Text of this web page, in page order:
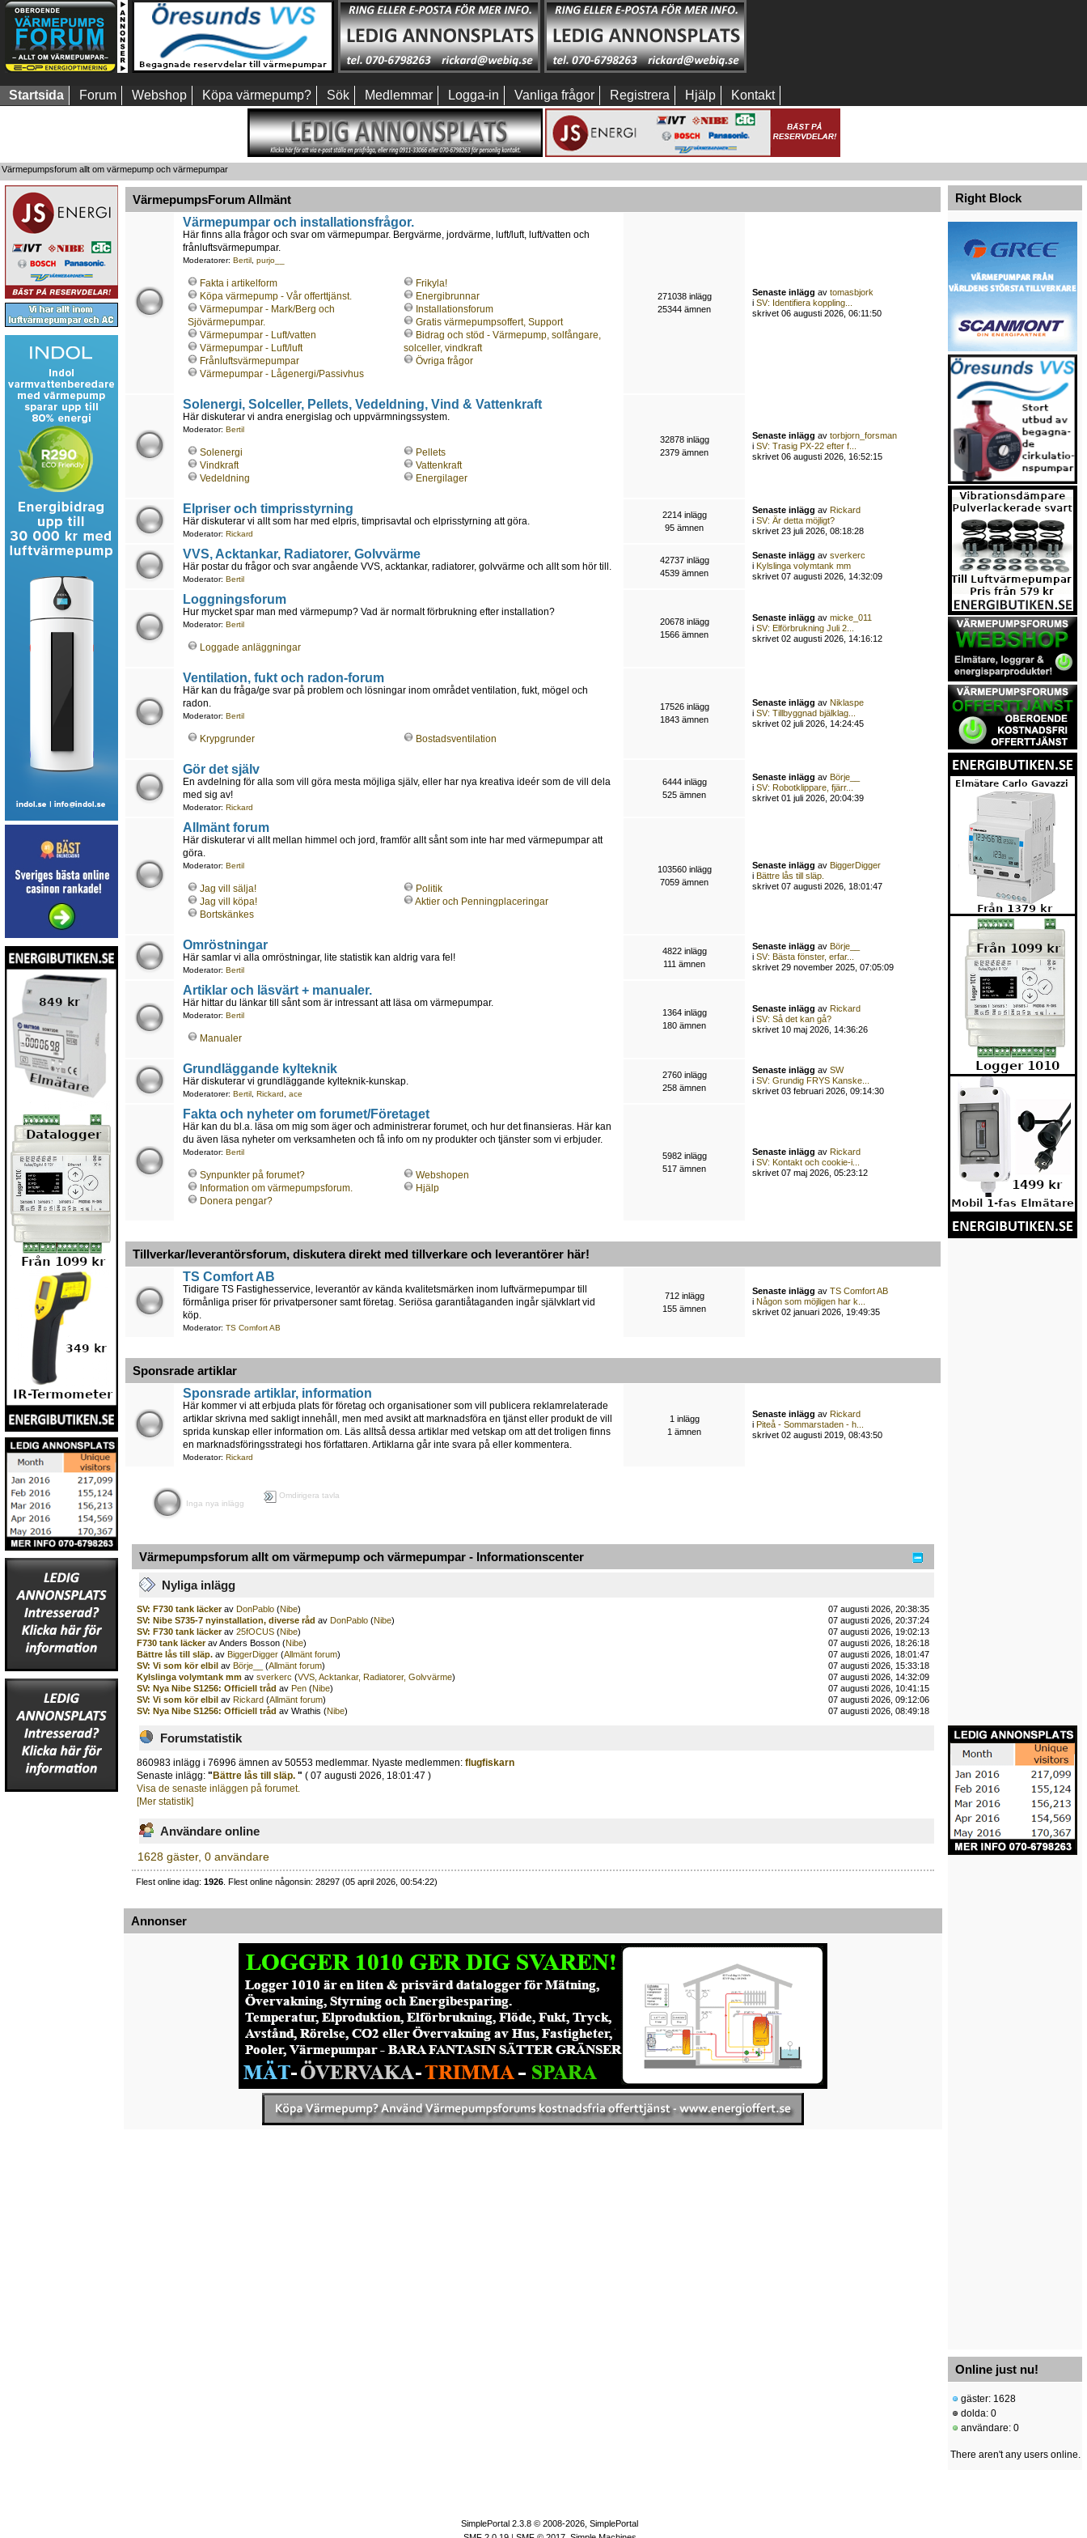
Startsida Forum Webshop Köpa värmepump? Sök Medlemmar Logga-in Vanliga frågor Registrera Hjälp Kontakt
Värmepumpsforum allt om värmepump och värmepumpar
VärmepumpsForum Allmänt
Värmepumpar och installationsfrågor.
Här finns alla frågor och svar om värmepumpar. Bergvärme, jordvärme, luft/luft, luft/vatten och
frånluftsvärmepumpar.
Moderatorer: Bertil, purjo__
Fakta i artikelform
Köpa värmepump - Vår offerttjänst.
Värmepumpar - Mark/Berg och
Sjövärmepumpar.
Värmepumpar - Luft/vatten
Värmepumpar - Luft/luft
Frånluftsvärmepumpar
Värmepumpar - Lågenergi/Passivhus
Frikyla!
Energibrunnar
Installationsforum
Gratis värmepumpsoffert, Support
Bidrag och stöd - Värmepump, solfångare,
solceller, vindkraft
Övriga frågor
271038 inlägg
25344 ämnen
Senaste inlägg avtomasbjork
iSV: Identifiera koppling...
skrivet 06 augusti 2026, 06:11:50
Solenergi, Solceller, Pellets, Vedeldning, Vind & Vattenkraft
Här diskuterar vi andra energislag och uppvärmningssystem.
Moderator: Bertil
Solenergi
Vindkraft
Vedeldning
Pellets
Vattenkraft
Energilager
32878 inlägg
2379 ämnen
Senaste inlägg avtorbjorn_forsman
iSV: Trasig PX-22 efter f...
skrivet 06 augusti 2026, 16:52:15
Elpriser och timprisstyrning
Här diskuterar vi allt som har med elpris, timprisavtal och elprisstyrning att göra.
Moderator: Rickard
2214 inlägg
95 ämnen
Senaste inlägg avRickard
iSV: Är detta möjligt?
skrivet 23 juli 2026, 08:18:28
VVS, Acktankar, Radiatorer, Golvvärme
Här postar du frågor och svar angående VVS, acktankar, radiatorer, golvvärme och allt som hör till.
Moderator: Bertil
42737 inlägg
4539 ämnen
Senaste inlägg avsverkerc
iKylslinga volymtank mm
skrivet 07 augusti 2026, 14:32:09
Loggningsforum
Hur mycket spar man med värmepump? Vad är normalt förbrukning efter installation?
Moderator: Bertil
Loggade anläggningar
20678 inlägg
1566 ämnen
Senaste inlägg avmicke_011
iSV: Elförbrukning Juli 2...
skrivet 02 augusti 2026, 14:16:12
Ventilation, fukt och radon-forum
Här kan du fråga/ge svar på problem och lösningar inom området ventilation, fukt, mögel och
radon.
Moderator: Bertil
Krypgrunder Bostadsventilation
17526 inlägg
1843 ämnen
Senaste inlägg avNiklaspe
iSV: Tillbyggnad bjälklag...
skrivet 02 juli 2026, 14:24:45
Gör det själv
En avdelning för alla som vill göra mesta möjliga själv, eller har nya kreativa ideér som de vill dela
med sig av!
Moderator: Rickard
6444 inlägg
525 ämnen
Senaste inlägg avBörje__
iSV: Robotklippare, fjärr...
skrivet 01 juli 2026, 20:04:39
Allmänt forum
Här diskuterar vi allt mellan himmel och jord, framför allt sånt som inte har med värmepumpar att
göra.
Moderator: Bertil
Jag vill sälja!
Jag vill köpa!
Bortskänkes
Politik
Aktier och Penningplaceringar
103560 inlägg
7059 ämnen
Senaste inlägg avBiggerDigger
iBättre lås till släp.
skrivet 07 augusti 2026, 18:01:47
Omröstningar
Här samlar vi alla omröstningar, lite statistik kan aldrig vara fel!
Moderator: Bertil
4822 inlägg
111 ämnen
Senaste inlägg avBörje__
iSV: Bästa fönster, erfar...
skrivet 29 november 2025, 07:05:09
Artiklar och läsvärt + manualer.
Här hittar du länkar till sånt som är intressant att läsa om värmepumpar.
Moderator: Bertil
Manualer
1364 inlägg
180 ämnen
Senaste inlägg avRickard
iSV: Så det kan gå?
skrivet 10 maj 2026, 14:36:26
Grundläggande kylteknik
Här diskuterar vi grundläggande kylteknik-kunskap.
Moderatorer: Bertil, Rickard ace
2760 inlägg
258 ämnen
Senaste inlägg avSW
iSV: Grundig FRYS Kanske...
skrivet 03 februari 2026, 09:14:30
Fakta och nyheter om forumet/Företaget
Här kan du bl.a. läsa om mig som äger och administrerar forumet, och hur det finansieras. Här kan
du även läsa nyheter om verksamheten och få info om ny produkter och tjänster som vi erbjuder.
Moderator: Bertil
Synpunkter på forumet?
Information om värmepumpsforum.
Donera pengar?
Webshopen
Hjälp
5982 inlägg
517 ämnen
Senaste inlägg avRickard
iSV: Kontakt och cookie-i...
skrivet 07 maj 2026, 05:23:12
Tillverkar/leverantörsforum, diskutera direkt med tillverkare och leverantörer här!
TS Comfort AB
Tidigare TS Fastighesservice, leverantör av kända kvalitetsmärken inom luftvärmepumpar till
förmånliga priser för privatpersoner samt företag. Seriösa garantiåtaganden ingår självklart vid
köp.
Moderator: TS Comfort AB
712 inlägg
155 ämnen
Senaste inlägg avTS Comfort AB
iNågon som möjligen har k...
skrivet 02 januari 2026, 19:49:35
Sponsrade artiklar
Sponsrade artiklar, information
Här kommer vi att erbjuda plats för företag och organisationer som vill publicera reklamrelaterade
artiklar skrivna med sakligt innehåll, men med avsikt att marknadsföra en tjänst eller produkt de vill
sprida kunskap eller information om. Läs alltså dessa artiklar med vetskap om att det troligen finns
en marknadsföringsstrategi hos författaren. Artiklarna går inte svara på eller kommentera.
Moderator: Rickard
1 inlägg
1 ämnen
Senaste inlägg avRickard
iPiteå - Sommarstaden - h...
skrivet 02 augusti 2019, 08:43:50
Inga nya inlägg
Omdirigera tavla
Värmepumpsforum allt om värmepump och värmepumpar - Informationscenter
Nyliga inlägg
SV: F730 tank läckerav DonPablo(Nibe)
07 augusti 2026, 20:38:35
SV: Nibe S735-7 nyinstallation, diverse råd av DonPablo(Nibe)
07 augusti 2026, 20:37:24
SV: F730 tank läckerav 25fOCUS(Nibe)
07 augusti 2026, 19:02:13
F730 tank läckerav Anders Bosson (Nibe)
07 augusti 2026, 18:26:18
Bättre lås till släp. av BiggerDigger(Allmänt forum)
07 augusti 2026, 18:01:47
SV: Vi som kör elbilav Börje__ (Allmänt forum)
07 augusti 2026, 15:33:18
Kylslinga volymtank mmav sverkerc (VVS, Acktankar, Radiatorer, Golvvärme)
07 augusti 2026, 14:32:09
SV: Nya Nibe S1256: Officiell tråd av Pen(Nibe)
07 augusti 2026, 10:41:15
SV: Vi som kör elbilav Rickard(Allmänt forum)
07 augusti 2026, 09:12:06
SV: Nya Nibe S1256: Officiell tråd av Wrathis (Nibe) 07 augusti 2026, 08:49:18
Forumstatistik
860983 inlägg i 76996 ämnen av 50553 medlemmar. Nyaste medlemmen:flugfiskarn
Senaste inlägg:" Bättre lås till släp." ( 07 augusti 2026, 18:01:47 )
Visa de senaste inläggen på forumet.
[Mer statistik]
Användare online
1628 gäster, 0 användare
Flest online idag:1926 . Flest online någonsin: 28297 (05 april 2026, 00:54:22)
Annonser
Right Block
Online just nu!
gäster: 1628
dolda: 0
användare: 0
There aren't any users online.
SimplePortal 2.3.8 © 2008-2026, SimplePortal